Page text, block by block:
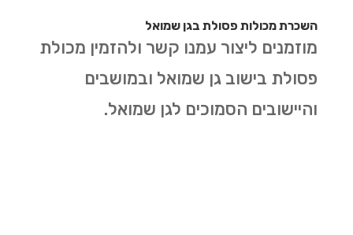
השכרת מכולות פסולת בגן שמואל
מוזמנים ליצור עמנו קשר ולהזמין מכולת
פסולת בישוב גן שמואל ובמושבים
והיישובים הסמוכים לגן שמואל.